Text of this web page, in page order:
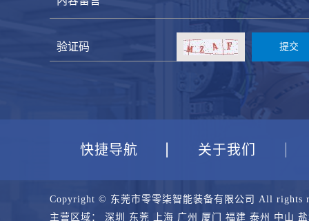
快捷导航 关于我们
Copyright © 东莞市零零柒智能装备有限公司 All rights
主营区域： 深圳 东莞 上海 广州 厦门 福建 泰州 中山